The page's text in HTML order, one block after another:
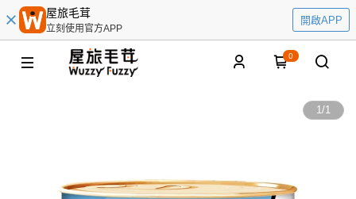
屋旅毛茸
立刻使用官方APP
開啟APP
0
1/1